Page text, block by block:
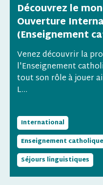
Découvrez le
Ouverture
(Enseignement
Venez découvrir la
l'Enseignement
tout son rôle à jouer
L...
International
Enseignement catholique
Séjours linguistiques